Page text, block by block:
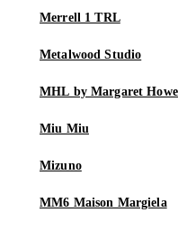
Merrell 1 TRL
Metalwood Studio
MHL by Margaret
Miu Miu
Mizuno
MM6 Maison Margiela